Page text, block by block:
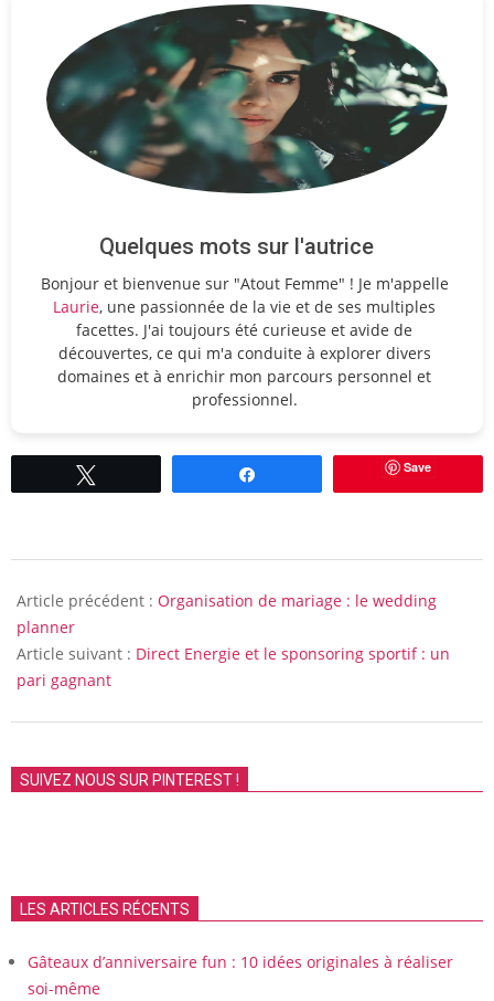
Quelques mots sur l'autrice
Bonjour et bienvenue sur "Atout Femme" ! Je m'appelle
Laurie, une passionnée de la vie et de ses multiples
facettes. J'ai toujours été curieuse et avide de
découvertes, ce qui m'a conduite à explorer divers
domaines et à enrichir mon parcours personnel et
professionnel.
Save
05-
25
Article précédent : Organisation de mariage : le wedding
planner
Article suivant : Direct Energie et le sponsoring sportif : un
pari gagnant
SUIVEZ NOUS SUR PINTEREST !
LES ARTICLES RÉCENTS
Gâteaux d’anniversaire fun : 10 idées originales à réaliser
soi-même